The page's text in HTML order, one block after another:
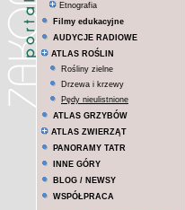
Etnografia
Filmy edukacyjne
AUDYCJE RADIOWE
ATLAS ROŚLIN
Rośliny zielne
Drzewa i krzewy
Pędy nieulistnione
ATLAS GRZYBÓW
ATLAS ZWIERZĄT
PANORAMY TATR
INNE GÓRY
BLOG / NEWSY
WSPÓŁPRACA